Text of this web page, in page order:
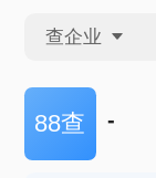
查企业
查企业
88查 -